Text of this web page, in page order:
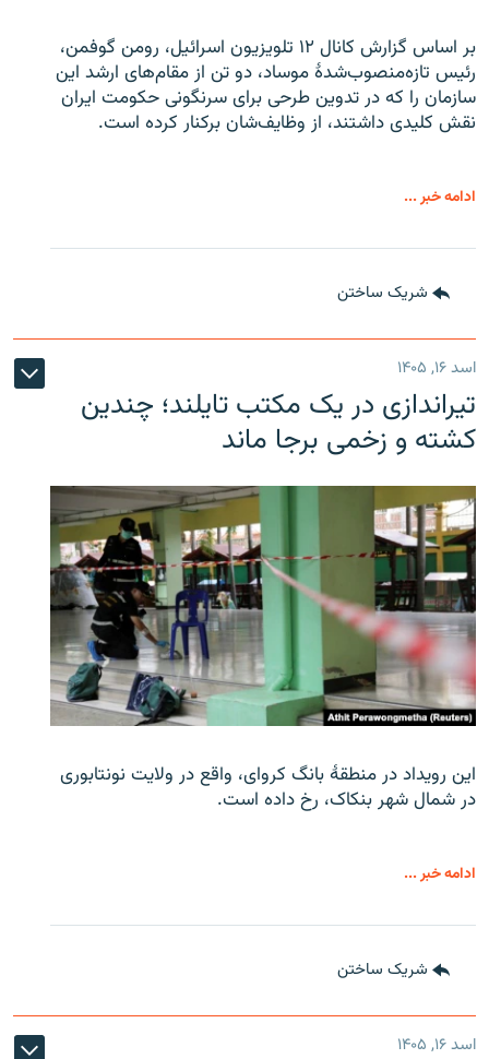
بر اساس گزارش کانال ۱۲ تلویزیون اسرائیل، رومن گوفمن،
رئیس تازه‌منصوب‌شدۀ موساد، دو تن از مقام‌های ارشد این
سازمان را که در تدوین طرحی برای سرنگونی حکومت ایران
نقش کلیدی داشتند، از وظایف‌شان برکنار کرده است.
ادامه خبر ...
شریک ساختن
اسد ۱۶, ۱۴۰۵
تیراندازی در یک مکتب تایلند؛ چندین
کشته و زخمی برجا ماند
این رویداد در منطقۀ بانگ کروای، واقع در ولایت نونتابوری
در شمال شهر بنکاک، رخ داده است.
ادامه خبر ...
شریک ساختن
اسد ۱۶, ۱۴۰۵